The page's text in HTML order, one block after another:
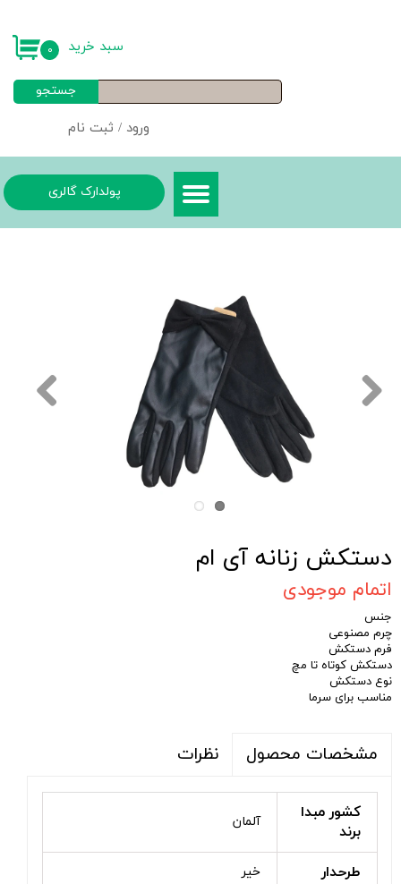
ورود / ثبت نام
خروج از حساب کاربری
جستجو
۰ سبد خرید
پولدارک گالری
دستکش زنانه آی ام
اتمام موجودی
جنس
چرم مصنوعی
فرم دستکش
دستکش کوتاه تا مچ
نوع دستکش
مناسب برای سرما
مشخصات محصول نظرات
کشور مبدا
برند
آلمان
طرحدار خیر